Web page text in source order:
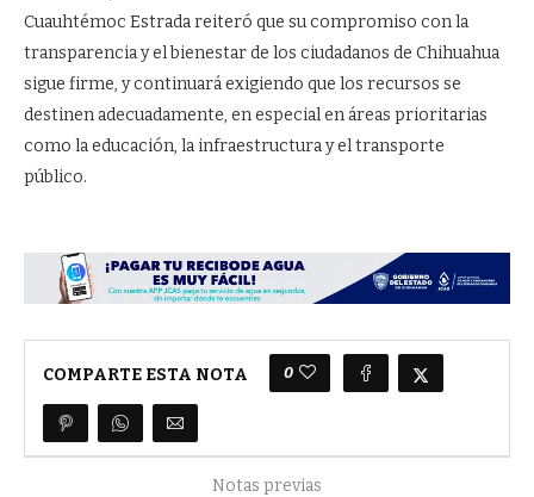
Cuauhtémoc Estrada reiteró que su compromiso con la
transparencia y el bienestar de los ciudadanos de Chihuahua
sigue firme, y continuará exigiendo que los recursos se
destinen adecuadamente, en especial en áreas prioritarias
como la educación, la infraestructura y el transporte
público.
COMPARTE ESTA NOTA 0
Notas previas